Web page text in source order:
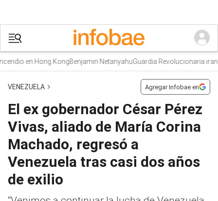
en Hong KongBenjamin NetanyahuGuardia Revolucionaria iraní
VENEZUELA Agregar Infobae en
El ex gobernador César Pérez
Vivas, aliado de María Corina
Machado, regresó a
Venezuela tras casi dos años
de exilio